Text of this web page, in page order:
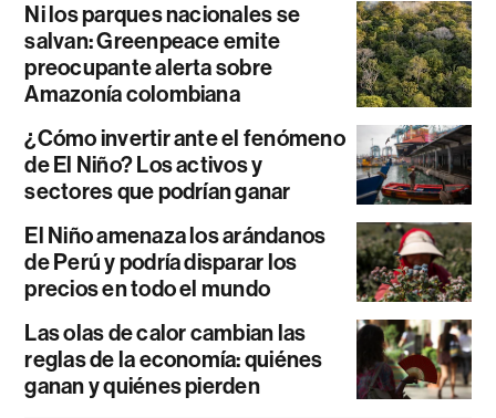
Ni los parques nacionales se
salvan: Greenpeace emite
preocupante alerta sobre
Amazonía colombiana
¿Cómo invertir ante el fenómeno
de El Niño? Los activos y
sectores que podrían ganar
El Niño amenaza los arándanos
de Perú y podría disparar los
precios en todo el mundo
Las olas de calor cambian las
reglas de la economía: quiénes
ganan y quiénes pierden